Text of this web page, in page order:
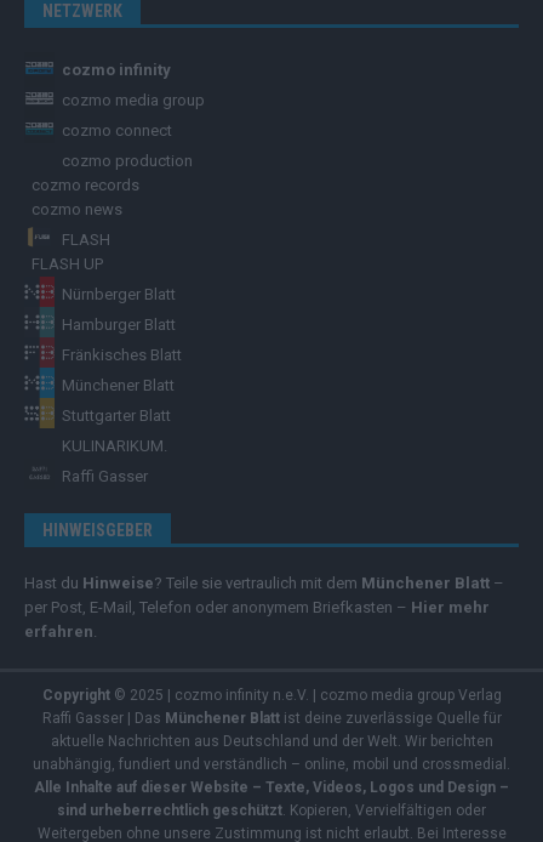
NETZWERK
cozmo infinity
cozmo media group
cozmo connect
cozmo production
cozmo records
cozmo news
FLASH
FLASH UP
Nürnberger Blatt
Hamburger Blatt
Fränkisches Blatt
Münchener Blatt
Stuttgarter Blatt
KULINARIKUM.
Raffi Gasser
HINWEISGEBER
Hast du Hinweise? Teile sie vertraulich mit dem Münchener Blatt –
per Post, E-Mail, Telefon oder anonymem Briefkasten – Hier mehr
erfahren.
Copyright© 2025 | cozmo infinity n.e.V. | cozmo media group Verlag
Raffi Gasser | Das Münchener Blattist deine zuverlässige Quelle für
aktuelle Nachrichten aus Deutschland und der Welt. Wir berichten
unabhängig, fundiert und verständlich – online, mobil und crossmedial.
Alle Inhalte auf dieser Website – Texte, Videos, Logos und Design –
sind urheberrechtlich geschützt. Kopieren, Vervielfältigen oder
Weitergeben ohne unsere Zustimmung ist nicht erlaubt. Bei Interesse